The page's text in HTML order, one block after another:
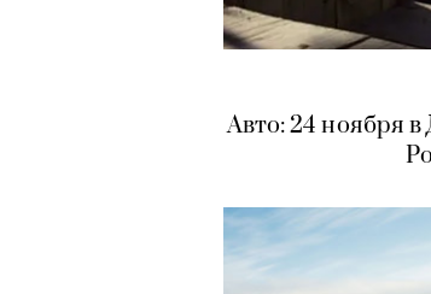
Авто: 24 ноября